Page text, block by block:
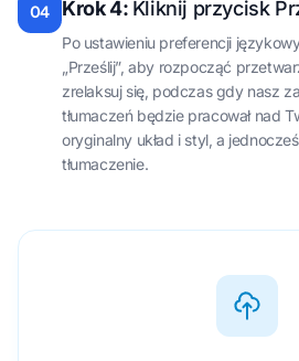
04 Krok 4: Kliknij przycisk
Po ustawieniu preferencji
„Prześlij”, aby rozpocząć
zrelaksuj się, podczas gdy nasz
tłumaczeń będzie pracował nad
oryginalny układ i styl, a
tłumaczenie.